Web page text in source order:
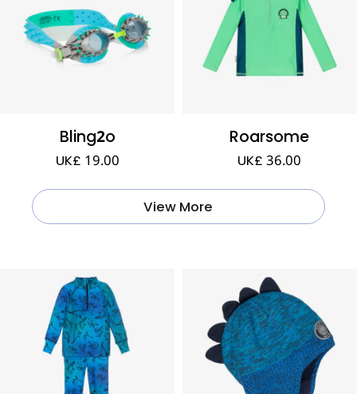
Bling2o
UK£ 19.00
Roarsome
UK£ 36.00
View More